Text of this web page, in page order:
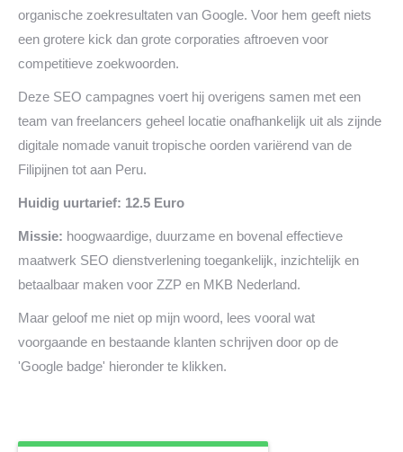
organische zoekresultaten van Google. Voor hem geeft niets
een grotere kick dan grote corporaties aftroeven voor
competitieve zoekwoorden.
Deze SEO campagnes voert hij overigens samen met een
team van freelancers geheel locatie onafhankelijk uit als zijnde
digitale nomade vanuit tropische oorden variërend van de
Filipijnen tot aan Peru.
Huidig uurtarief: 12.5 Euro
Missie: hoogwaardige, duurzame en bovenal effectieve
maatwerk SEO dienstverlening toegankelijk, inzichtelijk en
betaalbaar maken voor ZZP en MKB Nederland.
Maar geloof me niet op mijn woord, lees vooral wat
voorgaande en bestaande klanten schrijven door op de
'Google badge' hieronder te klikken.